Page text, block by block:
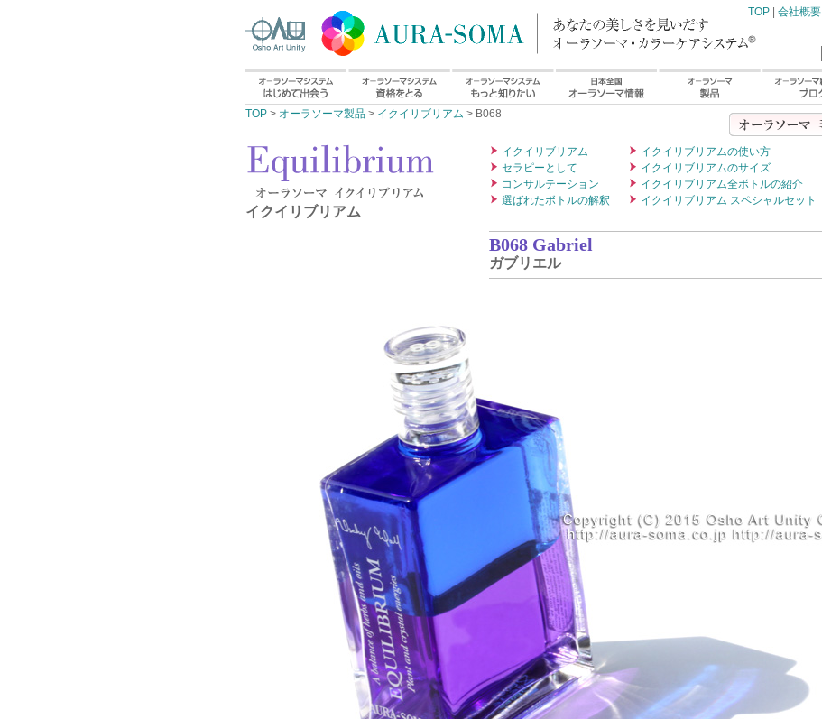
TOP | 会社概要
TOP > オーラソーマ製品 > イクイリブリアム > B068
イクイリブリアム
イクイリブリアム
セラピーとして
コンサルテーション
選ばれたボトルの解釈
イクイリブリアムの使い方
イクイリブリアムのサイズ
イクイリブリアム全ボトルの紹介
イクイリブリアム スペシャルセット
B068 Gabriel
ガブリエル